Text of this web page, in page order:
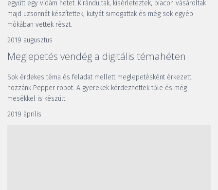
együtt egy vidám hetet. Kirándultak, kisérleteztek, piacon vásároltak
majd uzsonnát készítettek, kutyát simogattak és még sok egyéb
mókában vettek részt.
2019 augusztus
Meglepetés vendég a digitális témahéten
Sok érdekes téma és feladat mellett meglepetésként érkezett
hozzánk Pepper robot. A gyerekek kérdezhettek tőle és még
mesékkel is készült.
2019 április